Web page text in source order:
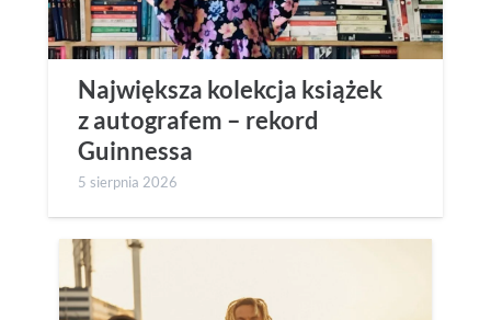
Największa kolekcja książek
z autografem – rekord
Guinnessa
5 sierpnia 2026